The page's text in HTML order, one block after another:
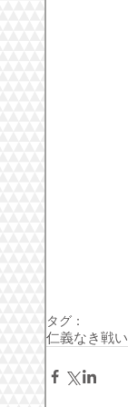
タグ：
仁義なき戦い